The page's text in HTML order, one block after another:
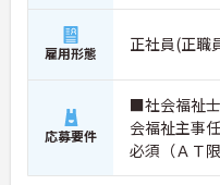
雇用形態 正社員(正職
応募要件
■社会福祉
会福祉主事
必須（ＡＴ
での勤務ま